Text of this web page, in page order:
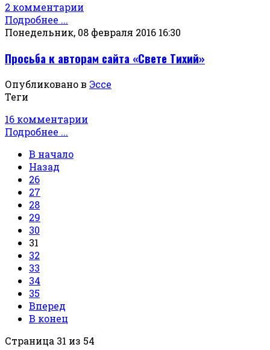
2 комментарии
Подробнее ...
Понедельник, 08 февраля 2016 16:30
Просьба к авторам сайта «Свете Тихий»
Опубликовано в Эссе
Теги
16 комментарии
Подробнее ...
В начало
Назад
26
27
28
29
30
31
32
33
34
35
Вперед
В конец
Страница 31 из 54